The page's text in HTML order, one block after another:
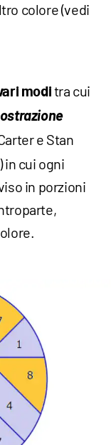
colore (vedi
modi tra cui
e Stan
in cui ogni
in porzioni